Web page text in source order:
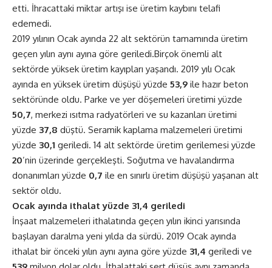
etti. İhracattaki miktar artışı ise üretim kaybını telafi
edemedi.
2019 yılının Ocak ayında 22 alt sektörün tamamında üretim
geçen yılın aynı ayına göre geriledi.Birçok önemli alt
sektörde yüksek üretim kayıpları yaşandı. 2019 yılı Ocak
ayında en yüksek üretim düşüşü yüzde 53,9 ile hazır beton
sektöründe oldu. Parke ve yer döşemeleri üretimi yüzde
50,7, merkezi ısıtma radyatörleri ve su kazanları üretimi
yüzde 37,8 düştü. Seramik kaplama malzemeleri üretimi
yüzde 30,1 geriledi. 14 alt sektörde üretim gerilemesi yüzde
20’nin üzerinde gerçekleşti. Soğutma ve havalandırma
donanımları yüzde 0,7 ile en sınırlı üretim düşüşü yaşanan alt
sektör oldu.
Ocak ayında ithalat yüzde 31,4 geriledi
İnşaat malzemeleri ithalatında geçen yılın ikinci yarısında
başlayan daralma yeni yılda da sürdü. 2019 Ocak ayında
ithalat bir önceki yılın aynı ayına göre yüzde 31,4 geriledi ve